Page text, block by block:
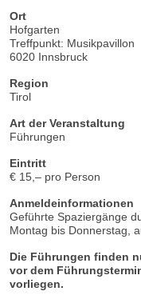
Ort
Hofgarten
Treffpunkt: Musikpavillon
6020 Innsbruck
Region
Tirol
Art der Veranstaltung
Führungen
Eintritt
€ 15,– pro Person
Anmeldeinformationen
Geführte Spaziergänge
Montag bis Donnerstag,
Die Führungen finden
vor dem
vorliegen.